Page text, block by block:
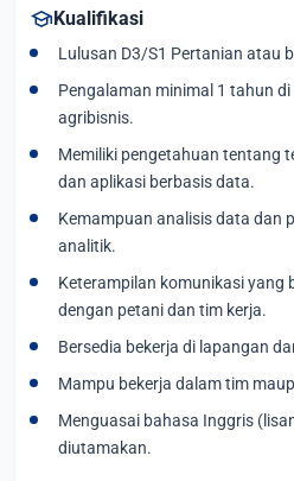
schoolKualifikasi
Lulusan D3/S1 Pertanian atau
Pengalaman minimal 1 tahun
agribisnis.
Memiliki pengetahuan tentang
dan aplikasi berbasis data.
Kemampuan analisis data dan
analitik.
Keterampilan komunikasi yang
dengan petani dan tim kerja.
Bersedia bekerja di lapangan
Mampu bekerja dalam tim
Menguasai bahasa Inggris
diutamakan.